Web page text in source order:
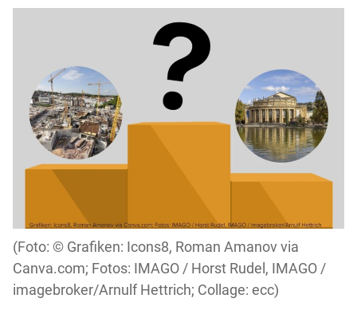
Grafiken: Icons8, Roman Amanov via
Canva.com; Fotos: IMAGO / Horst Rudel, IMAGO /
imagebroker/Arnulf Hettrich; Collage: ecc)